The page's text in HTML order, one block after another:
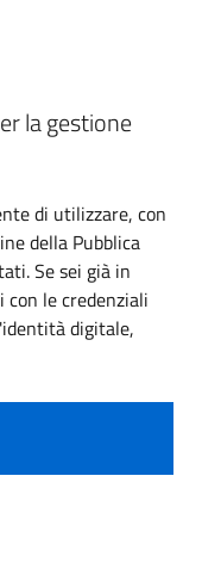
la gestione
di utilizzare, con
della Pubblica
Se sei già in
con le credenziali
digitale,